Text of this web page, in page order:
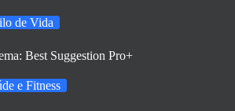
de Vida
Best Suggestion Pro+
e Fitness